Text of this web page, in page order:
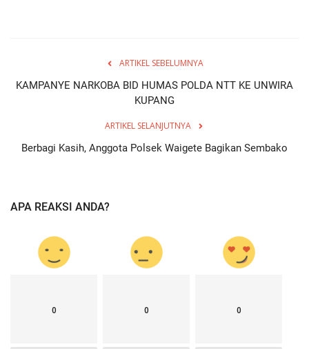
ARTIKEL SEBELUMNYA
KAMPANYE NARKOBA BID HUMAS POLDA NTT KE UNWIRA
KUPANG
ARTIKEL SELANJUTNYA
Berbagi Kasih, Anggota Polsek Waigete Bagikan Sembako
APA REAKSI ANDA?
0 0 0